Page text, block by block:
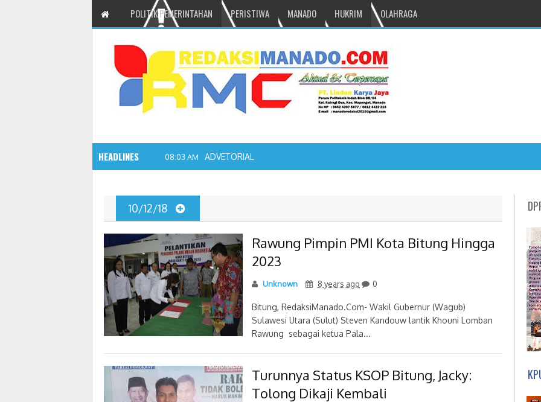
POLITIK PEMERINTAHAN PERISTIWA MANADO HUKRIM OLAHRAGA
HEADLINES 08:03 AM ADVETORIAL JONRU GANTIKAN MONO PIMPIN DPRD TOM
10/12/18
Rawung Pimpin PMI Kota Bitung Hingga
2023
Unknown 8 years ago 0
Bitung, RedaksiManado.Com- Wakil Gubernur (Wagub)
Sulawesi Utara (Sulut) Steven Kandouw lantik Khouni Lomban
Rawung sebagai ketua Pala...
Turunnya Status KSOP Bitung, Jacky:
Tolong Dikaji Kembali